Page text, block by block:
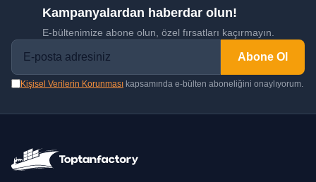
Kampanyalardan haberdar olun!
E-bültenimize abone olun, özel fırsatları kaçırmayın.
Abone Ol
Kişisel Verilerin Korunması kapsamında e-bülten aboneliğini onaylıyorum.